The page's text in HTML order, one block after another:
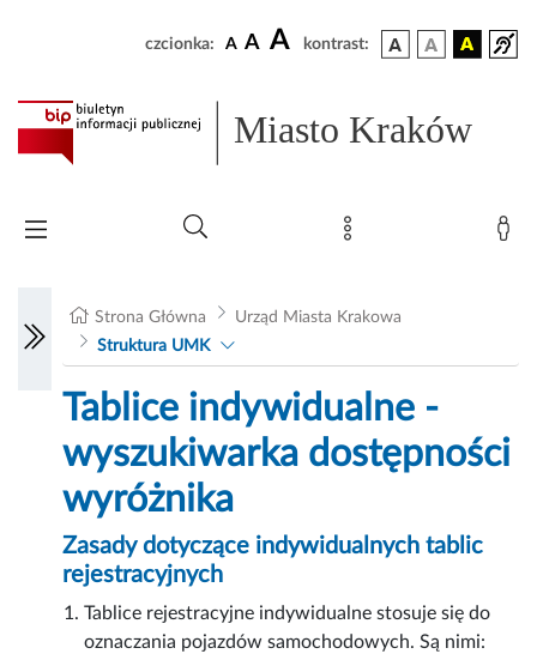
czcionka: A A A kontrast:
Miasto Kraków
Strona Główna
Urząd Miasta Krakowa
Struktura UMK
Tablice indywidualne -
wyszukiwarka dostępności
wyróżnika
Zasady dotyczące indywidualnych tablic
rejestracyjnych
Tablice rejestracyjne indywidualne stosuje się do
oznaczania pojazdów samochodowych. Są nimi: